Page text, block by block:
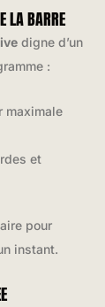
LA BARRE
digne d’un
:
maximale
et
pour
instant.